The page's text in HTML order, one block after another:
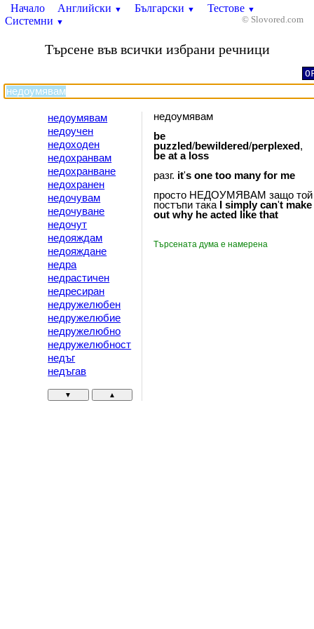
Начало Английски ▼ Български ▼ Тестове ▼
Системни ▼ © Slovored.com
Търсене във всички избрани речници
недоумявам
недоучен
недоходен
недохранвам
недохранване
недохранен
недочувам
недочуване
недочут
недояждам
недояждане
недра
недрастичен
недресиран
недружелюбен
недружелюбие
недружелюбно
недружелюбност
недъг
недъгав
▼ ▲
недоумявам
be
puzzled/bewildered/perplexed,
be at a loss
разг. it's one too many for me
просто НЕДОУМЯВАМ защо той
постъпи така
simply can't make
out why he acted like that
Търсената дума е намерена